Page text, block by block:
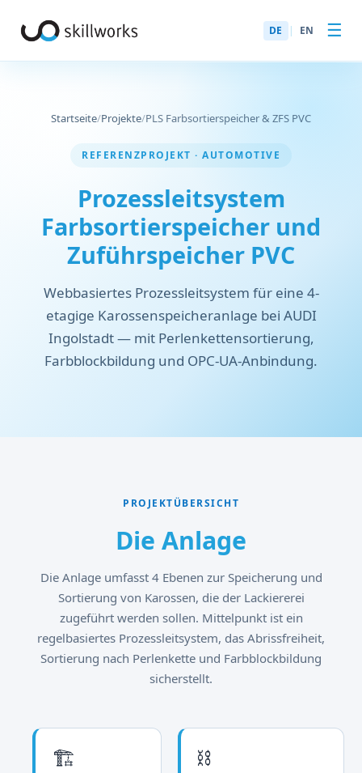
DE | EN ☰
Startseite/Projekte/PLS Farbsortierspeicher & ZFS PVC
REFERENZPROJEKT · AUTOMOTIVE
Prozessleitsystem
Farbsortierspeicher und
Zuführspeicher PVC
Webbasiertes Prozessleitsystem für eine 4-
etagige Karossenspeicheranlage bei AUDI
Ingolstadt — mit Perlenkettensortierung,
Farbblockbildung und OPC-UA-Anbindung.
PROJEKTÜBERSICHT
Die Anlage
Die Anlage umfasst 4 Ebenen zur Speicherung und
Sortierung von Karossen, die der Lackiererei
zugeführt werden sollen. Mittelpunkt ist ein
regelbasiertes Prozessleitsystem, das Abrissfreiheit,
Sortierung nach Perlenkette und Farbblockbildung
sicherstellt.
🏗️ ⛓️